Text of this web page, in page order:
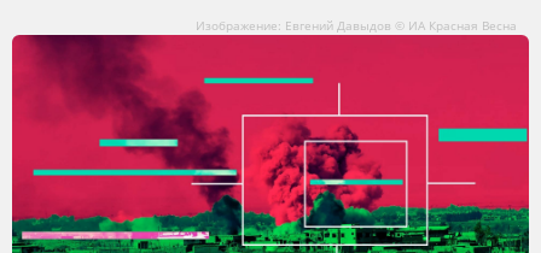
Изображение: Евгений Давыдов © ИА Красная Весна